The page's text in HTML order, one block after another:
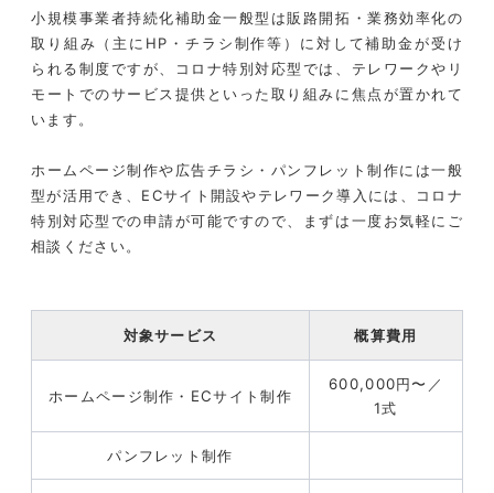
小規模事業者持続化補助金一般型は販路開拓・業務効率化の
取り組み（主にHP・チラシ制作等）に対して補助金が受け
られる制度ですが、コロナ特別対応型では、テレワークやリ
モートでのサービス提供といった取り組みに焦点が置かれて
います。
ホームページ制作や広告チラシ・パンフレット制作には一般
型が活用でき、ECサイト開設やテレワーク導入には、コロナ
特別対応型での申請が可能ですので、まずは一度お気軽にご
相談ください。
対象サービス 概算費用
ホームページ制作・ECサイト制作
600,000円〜／
1式
パンフレット制作